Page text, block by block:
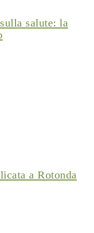
salute: la
a Rotonda